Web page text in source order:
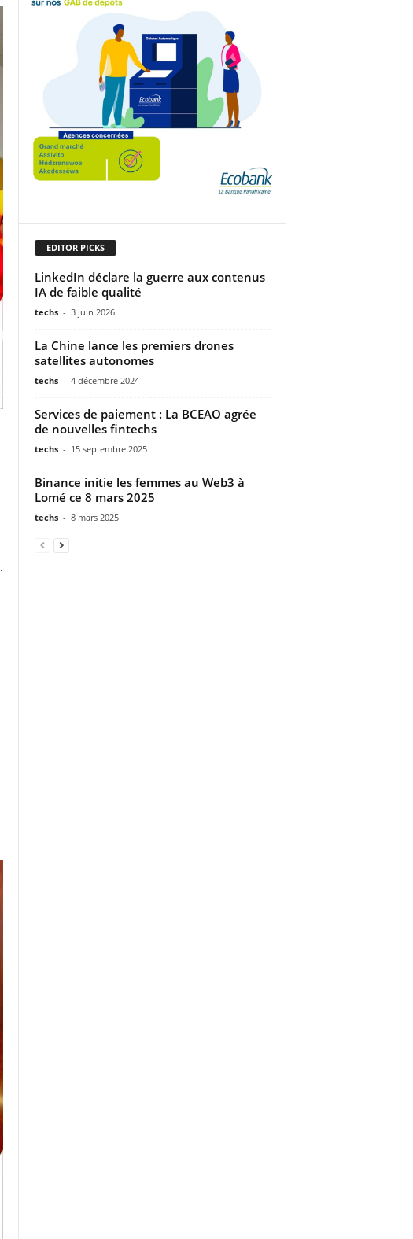
EDITOR PICKS
LinkedIn déclare la guerre aux contenus
IA de faible qualité
techs - 3 juin 2026
La Chine lance les premiers drones
satellites autonomes
techs - 4 décembre 2024
Services de paiement : La BCEAO agrée
de nouvelles fintechs
techs - 15 septembre 2025
Binance initie les femmes au Web3 à
Lomé ce 8 mars 2025
techs - 8 mars 2025